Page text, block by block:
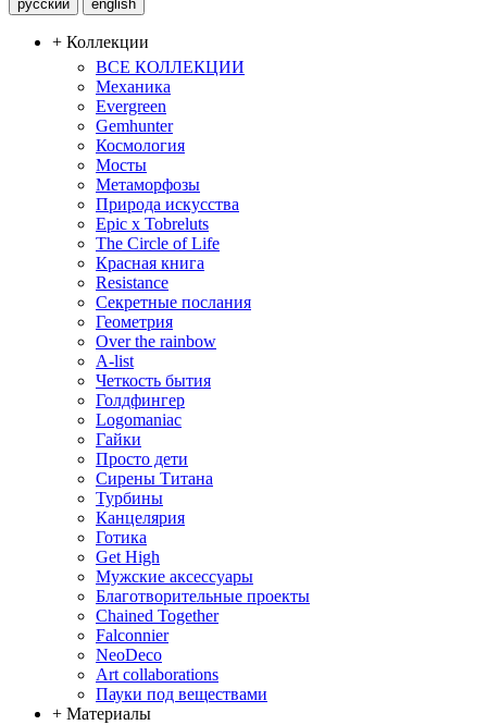
русский english
+ Коллекции
ВСЕ КОЛЛЕКЦИИ
Механика
Evergreen
Gemhunter
Космология
Мосты
Метаморфозы
Природа искусства
Epic x Tobreluts
The Circle of Life
Красная книга
Resistance
Секретные послания
Геометрия
Over the rainbow
A-list
Четкость бытия
Голдфингер
Logomaniac
Гайки
Просто дети
Сирены Титана
Турбины
Канцелярия
Готика
Get High
Мужские аксессуары
Благотворительные проекты
Chained Together
Falconnier
NeoDeco
Аrt collaborations
Пауки под веществами
+ Материалы